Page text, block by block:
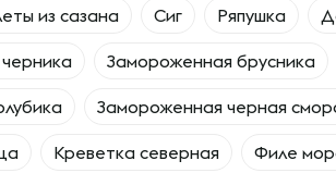
из сазана Сиг Ряпушка
Замороженная брусника
Замороженная черная
Креветка северная Филе